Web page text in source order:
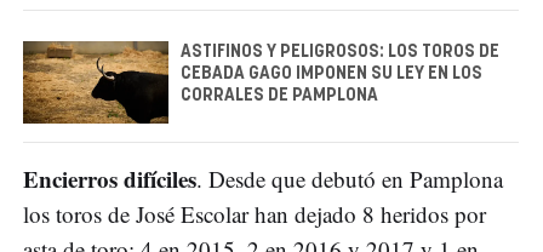
ASTIFINOS Y PELIGROSOS: LOS TOROS DE
CEBADA GAGO IMPONEN SU LEY EN LOS
CORRALES DE PAMPLONA
Encierros difíciles. Desde que debutó en Pamplona
los toros de José Escolar han dejado 8 heridos por